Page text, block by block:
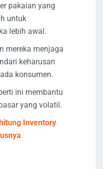
pakaian yang
untuk
lebih awal.
mereka menjaga
keharusan
konsumen.
ini membantu
yang volatil.
Inventory